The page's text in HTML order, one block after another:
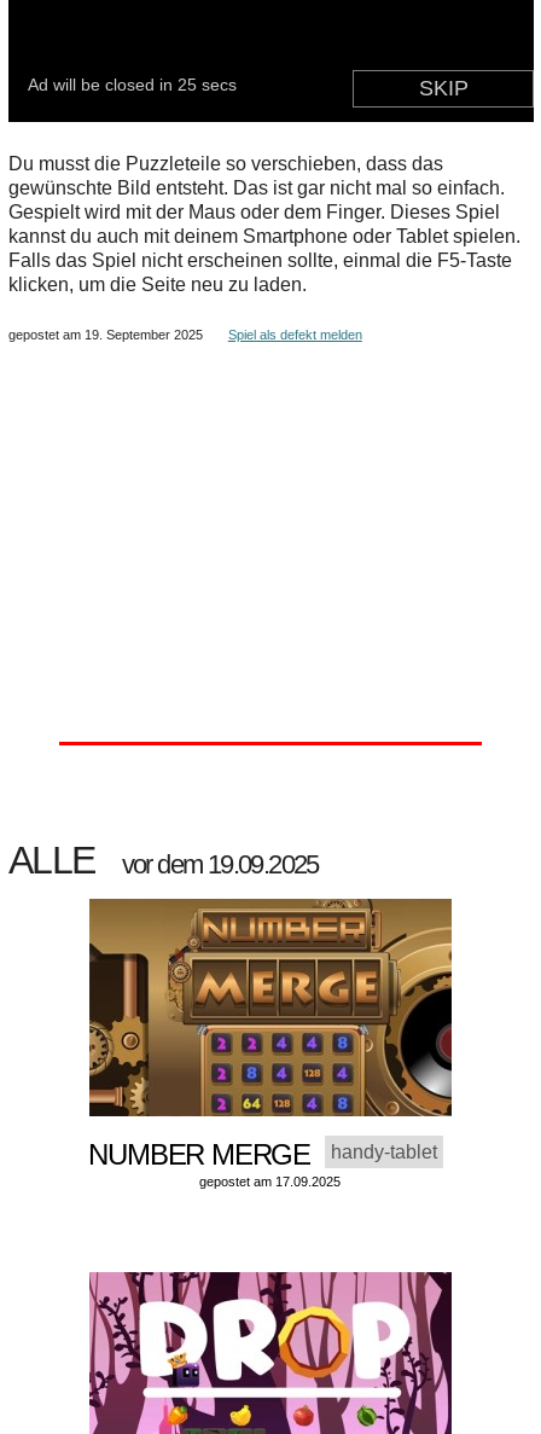
Du musst die Puzzleteile so verschieben, dass das
gewünschte Bild entsteht. Das ist gar nicht mal so einfach.
Gespielt wird mit der Maus oder dem Finger. Dieses Spiel
kannst du auch mit deinem Smartphone oder Tablet spielen.
Falls das Spiel nicht erscheinen sollte, einmal die F5-Taste
klicken, um die Seite neu zu laden.
gepostet am 19. September 2025 Spiel als defekt melden
ALLE vor dem 19.09.2025
NUMBER MERGE handy-tablet
gepostet am 17.09.2025